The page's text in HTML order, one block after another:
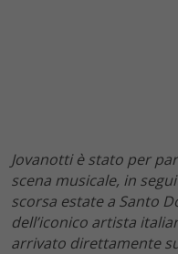
Jovanotti è stato per
scena musicale, in
scorsa estate a Santo
dell’iconico artista
arrivato direttamente